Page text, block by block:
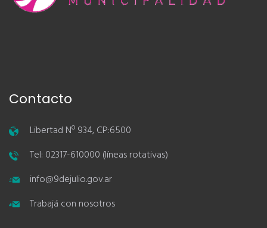
Contacto
Libertad Nº 934, CP:6500
Tel: 02317-610000 (líneas rotativas)
info@9dejulio.gov.ar
Trabajá con nosotros